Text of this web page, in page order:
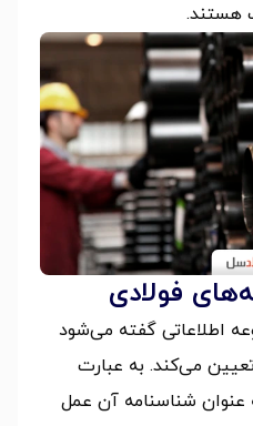
هستند.
فولادی
اطلاعاتی گفته می‌شود
می‌کند. به عبارت
شناسنامه آن عمل